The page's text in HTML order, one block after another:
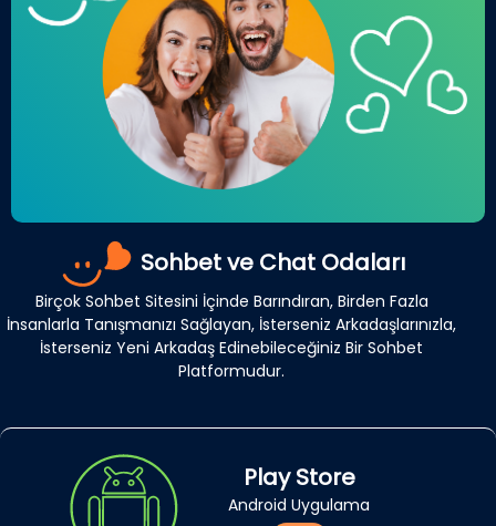
Sohbet ve Chat Odaları
Birçok Sohbet Sitesini İçinde Barındıran, Birden Fazla
İnsanlarla Tanışmanızı Sağlayan, İsterseniz Arkadaşlarınızla,
İsterseniz Yeni Arkadaş Edinebileceğiniz Bir Sohbet
Platformudur.
Play Store
Android Uygulama